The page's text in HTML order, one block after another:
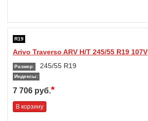
R19
Arivo Traverso ARV H/T 245/55 R19 107V
Размер: 245/55 R19
Индексы:
7 706 руб.*
В корзину